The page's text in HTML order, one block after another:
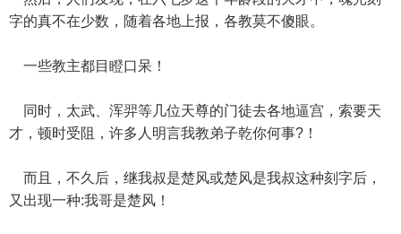
字的真不在少数，随着各地上报，各教莫不傻眼。
一些教主都目瞪口呆！
同时，太武、浑羿等几位天尊的门徒去各地逼宫，索要天
才，顿时受阻，许多人明言我教弟子乾你何事?！
而且，不久后，继我叔是楚风或楚风是我叔这种刻字后，
又出现一种:我哥是楚风！